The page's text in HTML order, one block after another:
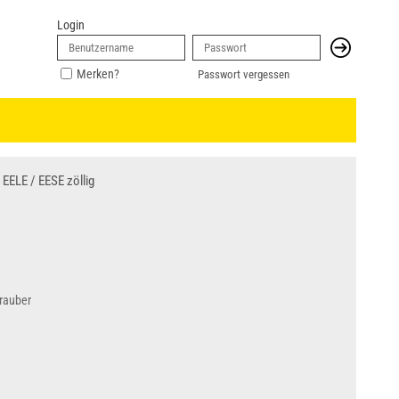
Login
Merken? Passwort vergessen
EELE / EESE zöllig